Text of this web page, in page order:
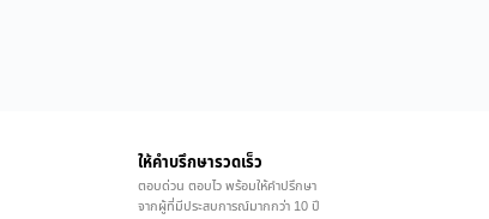
ให้คำบรึกษารวดเร็ว
ตอบด่วน ตอบไว พร้อมให้คำปรึกษา
จากผู้ที่มีประสบการณ์มากกว่า 10 ปี